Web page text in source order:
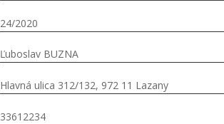
24/2020
Ľuboslav BUZNA
Hlavná ulica 312/132, 972 11 Lazany
33612234